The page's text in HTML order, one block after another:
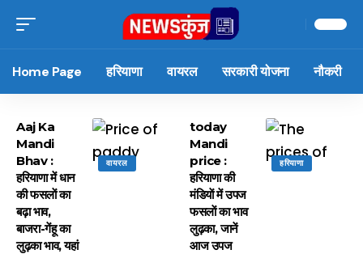
Home Page हरियाणा वायरल सरकारी योजना नौकरी
वायरल
Aaj Ka
Mandi
Bhav :
हरियाणा में धान
की फसलाें का
बढ़ा भाव,
बाजरा-गेंहू का
लुढ़का भाव, यहां
हरियाणा
today
Mandi
price :
हरियाणा की
मंडियाें में उपज
फसलाें का भाव
लुढ़का, जानें
आज उपज